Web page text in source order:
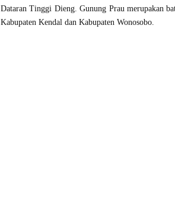
Dataran Tinggi Dieng. Gunung Prau merupakan
Kabupaten Kendal dan Kabupaten Wonosobo.